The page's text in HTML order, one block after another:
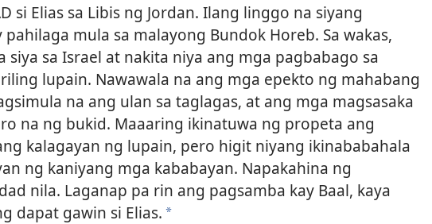
si Elias sa Libis ng Jordan. Ilang linggo na siyang
pahilaga mula sa malayong Bundok Horeb. Sa wakas,
siya sa Israel at nakita niya ang mga pagbabago sa
lupain. Nawawala na ang mga epekto ng mahabang
na ang ulan sa taglagas, at ang mga magsasaka
na ng bukid. Maaaring ikinatuwa ng propeta ang
kalagayan ng lupain, pero higit niyang ikinababahala
ng kaniyang mga kababayan. Napakahina ng
nila. Laganap pa rin ang pagsamba kay Baal, kaya
dapat gawin si Elias. *